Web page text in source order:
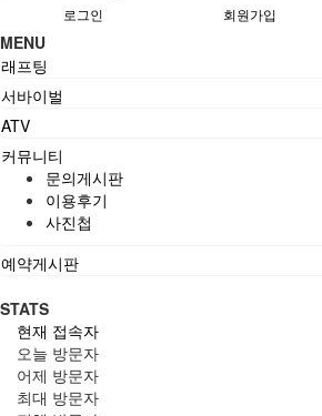
로그인 회원가입
MENU
래프팅
서바이벌
ATV
커뮤니티
문의게시판
이용후기
사진첩
예약게시판
STATS
현재 접속자
오늘 방문자
어제 방문자
최대 방문자